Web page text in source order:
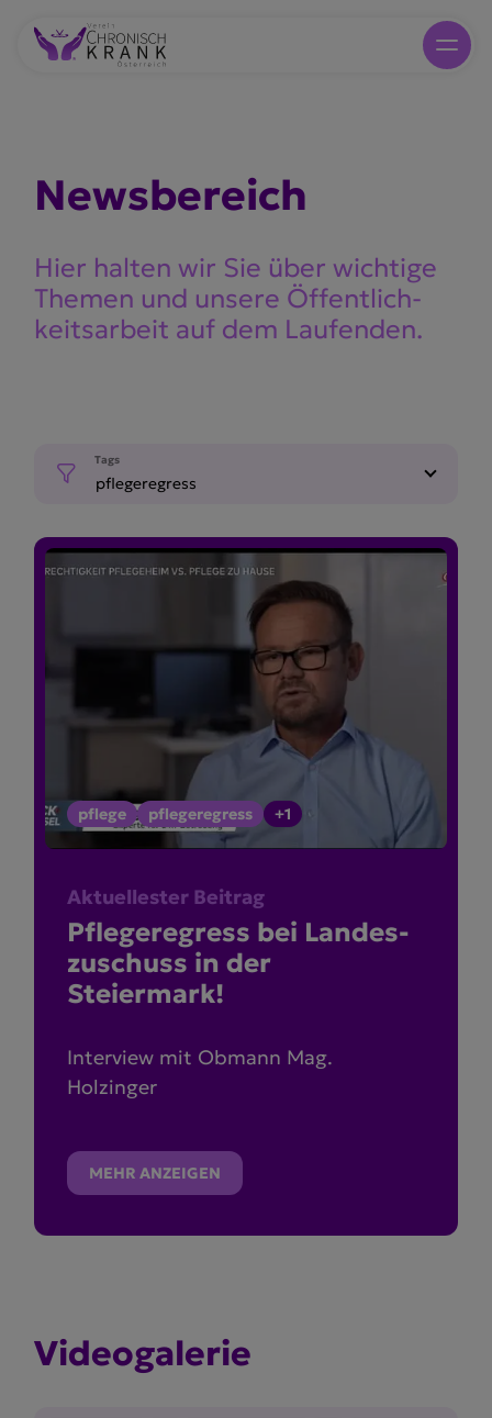
Newsbe­reich
Hier halten wir Sie über wichtige
Themen und unsere Öffent­lich­
keits­arbeit auf dem Laufenden.
Tags
pflegeregress
pflege pflegeregress +1
Aktuellester Beitrag
Pflege­re­gress bei Landes­
zu­schuss in der
Steiermark!
Interview mit Obmann Mag.
Holzinger
MEHR ANZEIGEN
Video­ga­lerie